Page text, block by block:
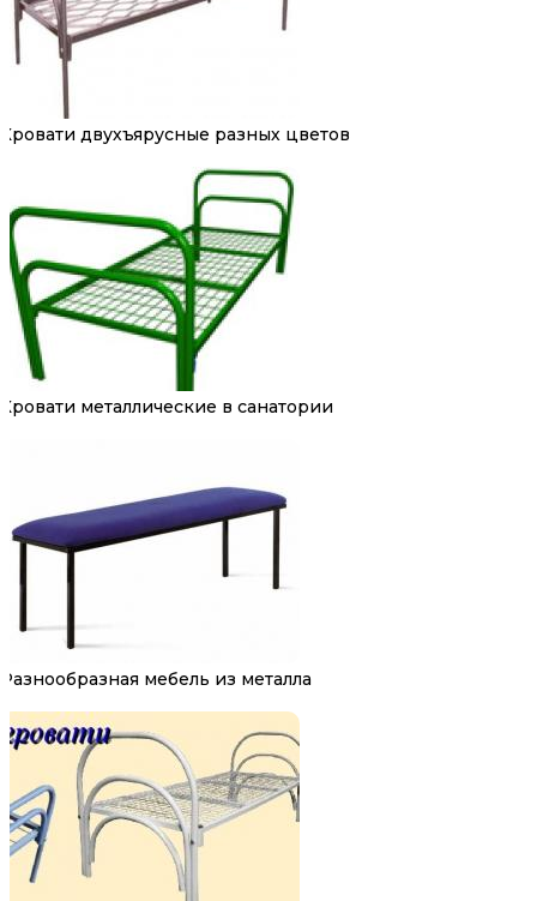
Кровати двухъярусные разных цветов
Кровати металлические в санатории
Разнообразная мебель из металла